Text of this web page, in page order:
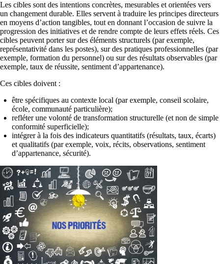
Les cibles sont des intentions concrètes, mesurables et orientées vers
un changement durable. Elles servent à traduire les principes directeurs
en moyens d’action tangibles, tout en donnant l’occasion de suivre la
progression des initiatives et de rendre compte de leurs effets réels. Ces
cibles peuvent porter sur des éléments structurels (par exemple,
représentativité dans les postes), sur des pratiques professionnelles (par
exemple, formation du personnel) ou sur des résultats observables (par
exemple, taux de réussite, sentiment d’appartenance).
Ces cibles doivent :
être spécifiques au contexte local (par exemple, conseil scolaire,
école, communauté particulière);
refléter une volonté de transformation structurelle (et non de simple
conformité superficielle);
intégrer à la fois des indicateurs quantitatifs (résultats, taux, écarts)
et qualitatifs (par exemple, voix, récits, observations, sentiment
d’appartenance, sécurité).